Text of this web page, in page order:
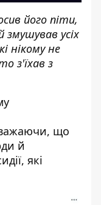
його піти,
усіх
нікому не
з'їхав з
що
й
які